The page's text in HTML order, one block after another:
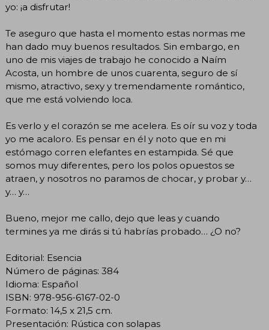
yo: ¡a disfrutar!
Te aseguro que hasta el momento estas normas me
han dado muy buenos resultados. Sin embargo, en
uno de mis viajes de trabajo he conocido a Naím
Acosta, un hombre de unos cuarenta, seguro de sí
mismo, atractivo, sexy y tremendamente romántico,
que me está volviendo loca.
Es verlo y el corazón se me acelera. Es oír su voz y toda
yo me acaloro. Es pensar en él y noto que en mi
estómago corren elefantes en estampida. Sé que
somos muy diferentes, pero los polos opuestos se
atraen, y nosotros no paramos de chocar, y probar y…
y… y…
Bueno, mejor me callo, dejo que leas y cuando
termines ya me dirás si tú habrías probado… ¿O no?
Editorial: Esencia
Número de páginas: 384
Idioma: Español
ISBN: 978-956-6167-02-0
Formato: 14,5 x 21,5 cm.
Presentación: Rústica con solapas